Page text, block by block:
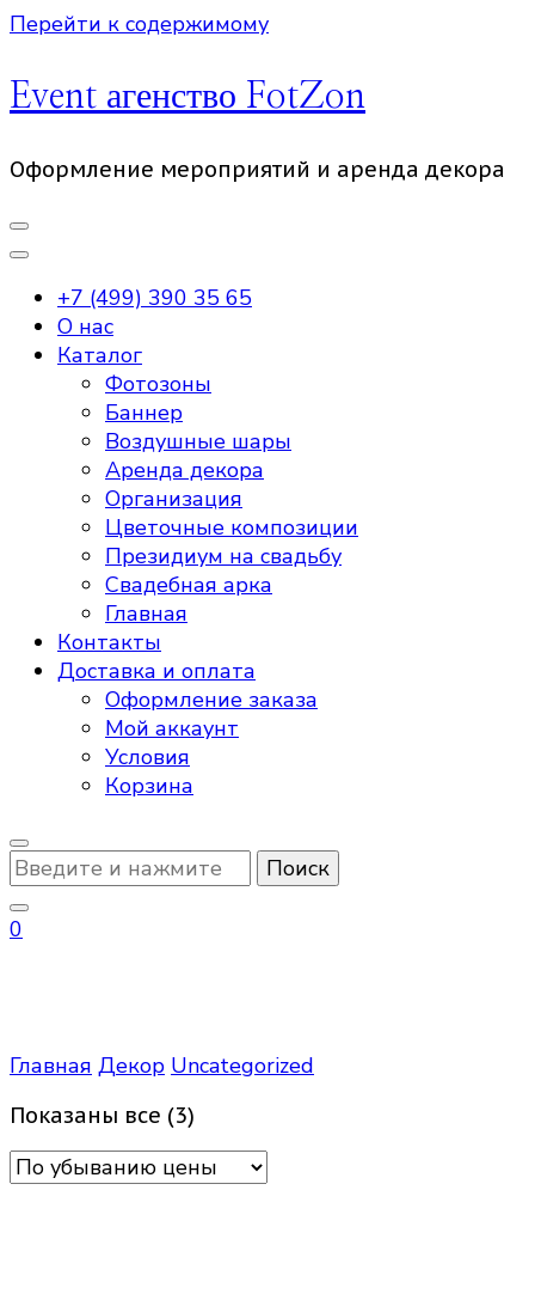
Перейти к содержимому
Event агенство FotZon
Оформление мероприятий и аренда декора
+7 (499) 390 35 65
О нас
Каталог
Фотозоны
Баннер
Воздушные шары
Аренда декора
Организация
Цветочные композиции
Президиум на свадьбу
Свадебная арка
Главная
Контакты
Доставка и оплата
Оформление заказа
Мой аккаунт
Условия
Корзина
Ищите
что-
то?
0
Главная Декор Uncategorized
Показаны все (3)
убыванию